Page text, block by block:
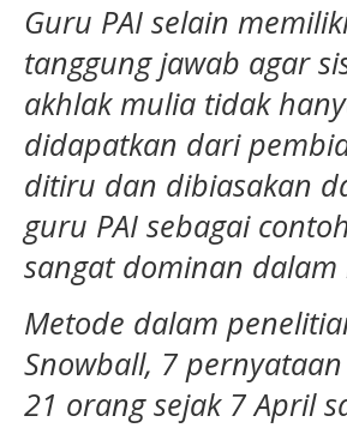
Guru PAI selain
tanggung jawab agar
akhlak mulia tidak
didapatkan dari
ditiru dan dibiasakan
guru PAI sebagai
sangat dominan
Metode dalam
Snowball, 7
21 orang sejak 7 April